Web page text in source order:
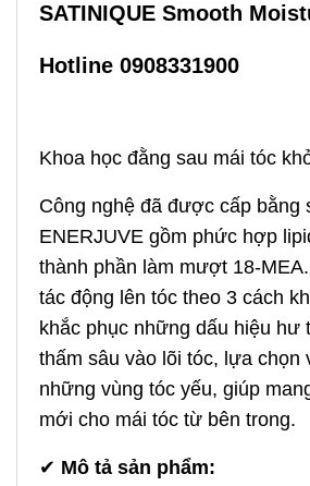
SATINIQUE Smooth
Hotline 0908331900
Khoa học đằng sau mái tóc
Công nghệ đã được cấp bằng
ENERJUVE gồm phức hợp
thành phần làm mượt 18-
tác động lên tóc theo 3 cách
khắc phục những dấu hiệu hư
thấm sâu vào lõi tóc, lựa chọn
những vùng tóc yếu, giúp
mới cho mái tóc từ bên trong.
✔ Mô tả sản phẩm: